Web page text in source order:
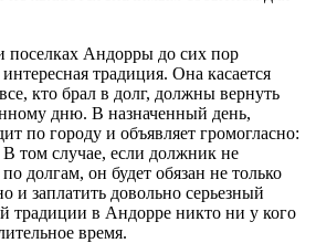
поселках Андорры до сих пор
традиция. Она касается
кто брал в долг, должны вернуть
дню. В назначенный день,
по городу и объявляет громогласно:
том случае, если должник не
по долгам, он будет обязан не только
и заплатить довольно серьезный
традиции в Андорре никто ни у кого
время.